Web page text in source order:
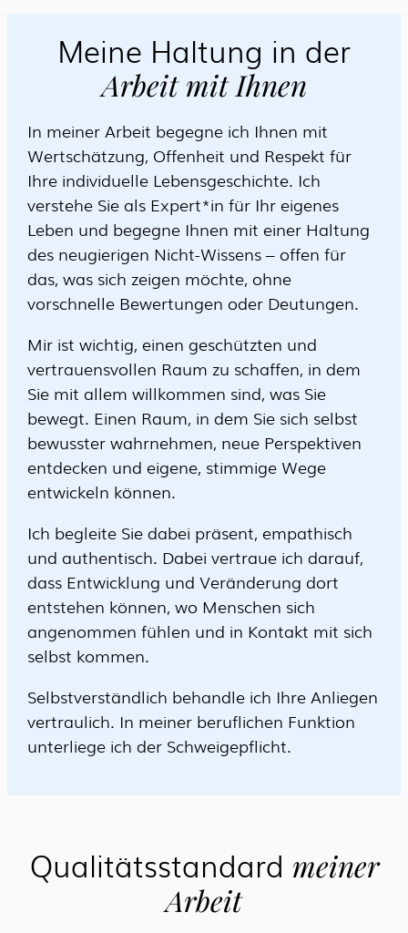
Meine Haltung in der
Arbeit mit Ihnen
In meiner Arbeit begegne ich Ihnen mit
Wertschätzung, Offenheit und Respekt für
Ihre individuelle Lebensgeschichte. Ich
verstehe Sie als Expert*in für Ihr eigenes
Leben und begegne Ihnen mit einer Haltung
des neugierigen Nicht-Wissens – offen für
das, was sich zeigen möchte, ohne
vorschnelle Bewertungen oder Deutungen.
Mir ist wichtig, einen geschützten und
vertrauensvollen Raum zu schaffen, in dem
Sie mit allem willkommen sind, was Sie
bewegt. Einen Raum, in dem Sie sich selbst
bewusster wahrnehmen, neue Perspektiven
entdecken und eigene, stimmige Wege
entwickeln können.
Ich begleite Sie dabei präsent, empathisch
und authentisch. Dabei vertraue ich darauf,
dass Entwicklung und Veränderung dort
entstehen können, wo Menschen sich
angenommen fühlen und in Kontakt mit sich
selbst kommen.
Selbstverständlich behandle ich Ihre Anliegen
vertraulich. In meiner beruflichen Funktion
unterliege ich der Schweigepflicht.
Qualitätsstandard meiner
Arbeit